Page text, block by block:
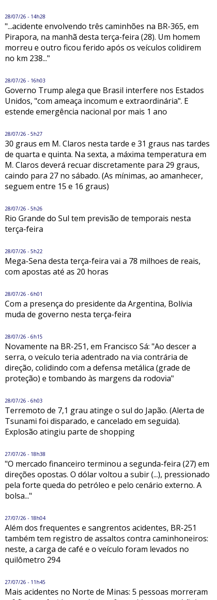
28/07/26 - 14h28
"...acidente envolvendo três caminhões na BR-365, em
Pirapora, na manhã desta terça-feira (28). Um homem
morreu e outro ficou ferido após os veículos colidirem
no km 238..."
28/07/26 - 16h03
Governo Trump alega que Brasil interfere nos Estados
Unidos, "com ameaça incomum e extraordinária". E
estende emergência nacional por mais 1 ano
28/07/26 - 5h27
30 graus em M. Claros nesta tarde e 31 graus nas tardes
de quarta e quinta. Na sexta, a máxima temperatura em
M. Claros deverá recuar discretamente para 29 graus,
caindo para 27 no sábado. (As mínimas, ao amanhecer,
seguem entre 15 e 16 graus)
28/07/26 - 5h26
Rio Grande do Sul tem previsão de temporais nesta
terça-feira
28/07/26 - 5h22
Mega-Sena desta terça-feira vai a 78 milhoes de reais,
com apostas até as 20 horas
28/07/26 - 6h01
Com a presença do presidente da Argentina, Bolívia
muda de governo nesta terça-feira
28/07/26 - 6h15
Novamente na BR-251, em Francisco Sá: "Ao descer a
serra, o veículo teria adentrado na via contrária de
direção, colidindo com a defensa metálica (grade de
proteção) e tombando às margens da rodovia"
28/07/26 - 6h03
Terremoto de 7,1 grau atinge o sul do Japão. (Alerta de
Tsunami foi disparado, e cancelado em seguida).
Explosão atingiu parte de shopping
27/07/26 - 18h38
"O mercado financeiro terminou a segunda-feira (27) em
direções opostas. O dólar voltou a subir (...), pressionado
pela forte queda do petróleo e pelo cenário externo. A
bolsa..."
27/07/26 - 18h04
Além dos frequentes e sangrentos acidentes, BR-251
também tem registro de assaltos contra caminhoneiros:
neste, a carga de café e o veículo foram levados no
quilômetro 294
27/07/26 - 11h45
Mais acidentes no Norte de Minas: 5 pessoas morreram